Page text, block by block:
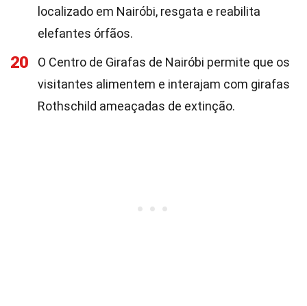
localizado em Nairóbi, resgata e reabilita
elefantes órfãos.
20
O Centro de Girafas de Nairóbi permite que os
visitantes alimentem e interajam com girafas
Rothschild ameaçadas de extinção.